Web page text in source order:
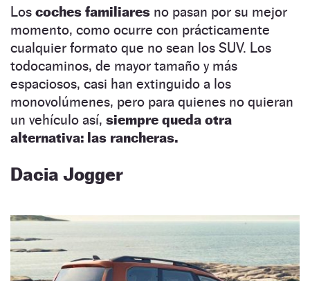
Los coches familiares no pasan por su mejor
momento, como ocurre con prácticamente
cualquier formato que no sean los SUV. Los
todocaminos, de mayor tamaño y más
espaciosos, casi han extinguido a los
monovolúmenes, pero para quienes no quieran
un vehículo así, siempre queda otra
alternativa: las rancheras.
Dacia Jogger